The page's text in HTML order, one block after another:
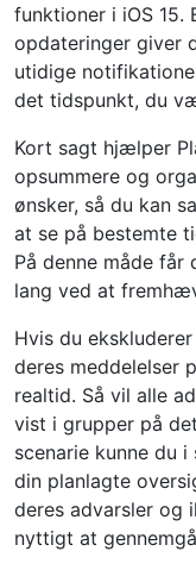
funktioner i iOS
opdateringer giver
utidige
det tidspunkt, du
Kort sagt hjælper
opsummere og
ønsker, så du kan
at se på bestemte
På denne måde får
lang ved at
Hvis du
deres meddelelser
realtid. Så vil alle
vist i grupper på
scenarie kunne du
din planlagte
deres advarsler og
nyttigt at